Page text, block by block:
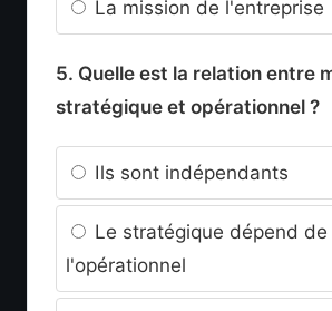
La mission de l'entreprise
5. Quelle est la relation entre
stratégique et opérationnel ?
Ils sont indépendants
Le stratégique dépend de
l'opérationnel